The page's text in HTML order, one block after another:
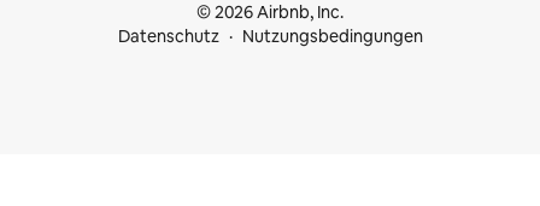
© 2026 Airbnb, Inc.
Datenschutz
Nutzungsbedingungen